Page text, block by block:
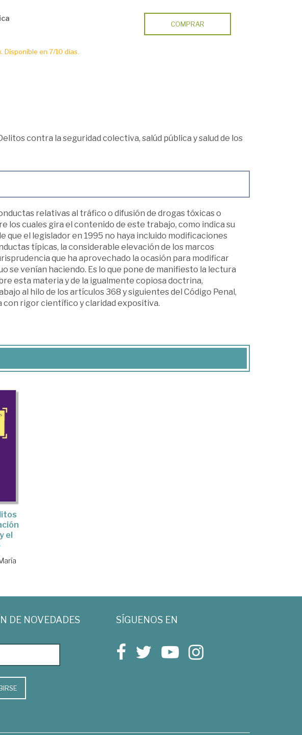
Disponible en 7/10 días.
COMPRAR
contra la seguridad colectiva, salúd pública y salud de los
relativas al tráfico o difusión de drogas tóxicas o
los cuales gira el contenido de este trabajo, como indica su
que el legislador en 1995 no haya incluido modificaciones
típicas, la considerable elevación de los marcos
que ha aprovechado la ocasión para modificar
se venían haciendo. Es lo que pone de manifiesto la lectura
esta materia y de la igualmente copiosa doctrina,
al hilo de los artículos 368 y siguientes del Código Penal,
con rigor científico y claridad expositiva.
el
DE NOVEDADES SÍGUENOS EN